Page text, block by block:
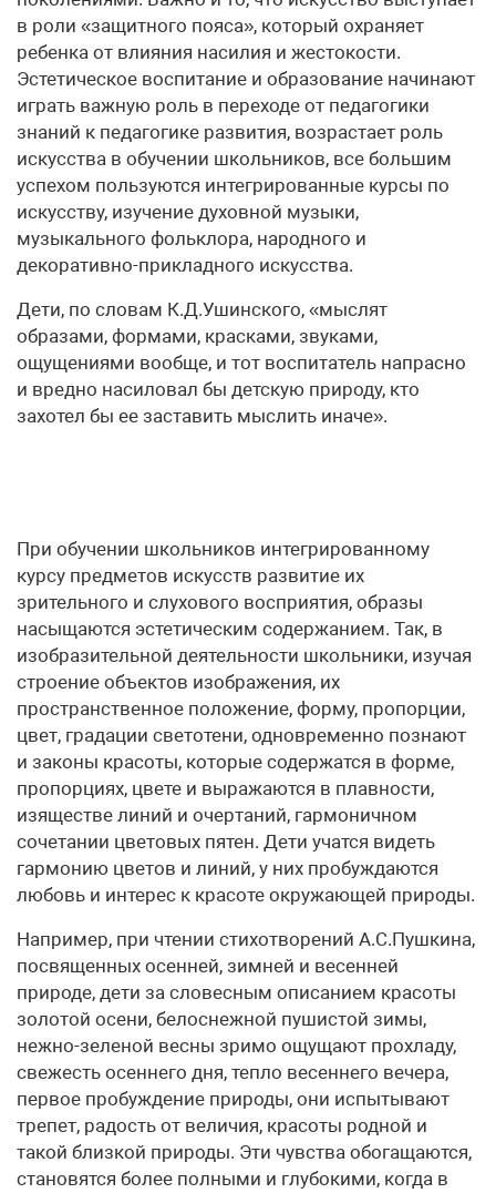
в роли «защитного пояса», который охраняет
ребенка от влияния насилия и жестокости.
Эстетическое воспитание и образование начинают
играть важную роль в переходе от педагогики
знаний к педагогике развития, возрастает роль
искусства в обучении школьников, все большим
успехом пользуются интегрированные курсы по
искусству, изучение духовной музыки,
музыкального фольклора, народного и
декоративно-прикладного искусства.
Дети, по словам К.Д.Ушинского, «мыслят
образами, формами, красками, звуками,
ощущениями вообще, и тот воспитатель напрасно
и вредно насиловал бы детскую природу, кто
захотел бы ее заставить мыслить иначе».
При обучении школьников интегрированному
курсу предметов искусств развитие их
зрительного и слухового восприятия, образы
насыщаются эстетическим содержанием. Так, в
изобразительной деятельности школьники, изучая
строение объектов изображения, их
пространственное положение, форму, пропорции,
цвет, градации светотени, одновременно познают
и законы красоты, которые содержатся в форме,
пропорциях, цвете и выражаются в плавности,
изяществе линий и очертаний, гармоничном
сочетании цветовых пятен. Дети учатся видеть
гармонию цветов и линий, у них пробуждаются
любовь и интерес к красоте окружающей природы.
Например, при чтении стихотворений А.С.Пушкина,
посвященных осенней, зимней и весенней
природе, дети за словесным описанием красоты
золотой осени, белоснежной пушистой зимы,
нежно-зеленой весны зримо ощущают прохладу,
свежесть осеннего дня, тепло весеннего вечера,
первое пробуждение природы, они испытывают
трепет, радость от величия, красоты родной и
такой близкой природы. Эти чувства обогащаются,
становятся более полными и глубокими, когда в